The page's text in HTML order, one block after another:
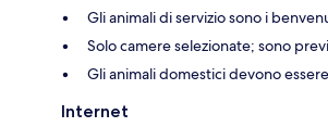
Gli animali di servizio sono i
Solo camere selezionate; sono
Gli animali domestici devono
Internet